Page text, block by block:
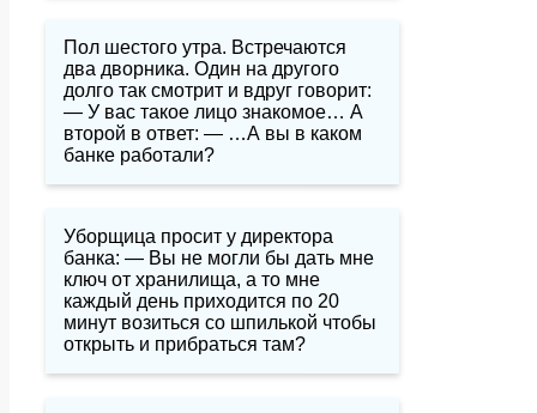
Пол шестого утра. Встречаются
два дворника. Один на другого
долго так смотрит и вдруг говорит:
— У вас такое лицо знакомое… А
второй в ответ: — …А вы в каком
банке работали?
Уборщица просит у директора
банка: — Вы не могли бы дать мне
ключ от хранилища, а то мне
каждый день приходится по 20
минут возиться со шпилькой чтобы
открыть и прибраться там?